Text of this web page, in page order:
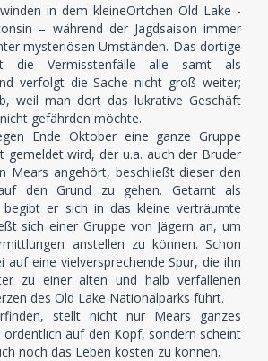
in dem kleineÖrtchen Old Lake -
– während der Jagdsaison immer
mysteriösen Umständen. Das dortige
die Vermisstenfälle alle samt als
verfolgt die Sache nicht groß weiter;
weil man dort das lukrative Geschäft
gefährden möchte.
Ende Oktober eine ganze Gruppe
gemeldet wird, der u.a. auch der Bruder
Mears angehört, beschließt dieser den
den Grund zu gehen. Getarnt als
er sich in das kleine verträumte
sich einer Gruppe von Jägern an, um
anstellen zu können. Schon
auf eine vielversprechende Spur, die ihn
zu einer alten und halb verfallenen
des Old Lake Nationalparks führt.
stellt nicht nur Mears ganzes
ordentlich auf den Kopf, sondern scheint
noch das Leben kosten zu können.